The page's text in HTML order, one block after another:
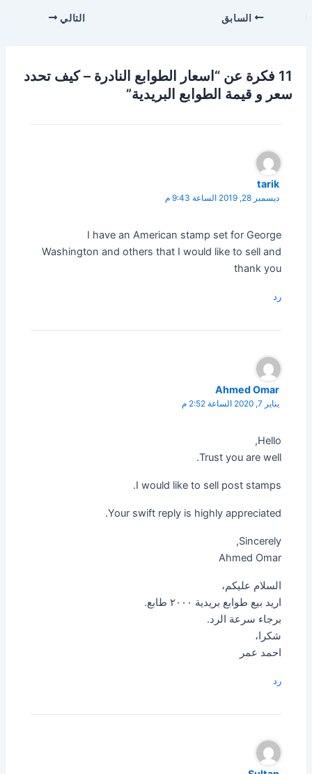
السابق التالي
11 فكرة عن “اسعار الطوابع النادرة – كيف تحدد
سعر و قيمة الطوابع البريدية”
tarik
ديسمبر 28, 2019 الساعة 9:43 م
I have an American stamp set for George
Washington and others that I would like to sell and
thank you
رد
Ahmed Omar
يناير 7, 2020 الساعة 2:52 م
Hello,
Trust you are well.
I would like to sell post stamps.
Your swift reply is highly appreciated.
Sincerely,
Ahmed Omar
السلام عليكم،
اريد بيع طوابع بريدية ٢٠٠٠ طابع.
برجاء سرعة الرد.
شكرا،
احمد عمر
رد